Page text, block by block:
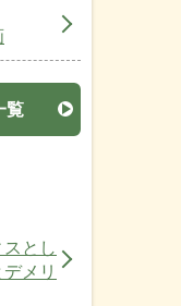
覧
とし
メリ